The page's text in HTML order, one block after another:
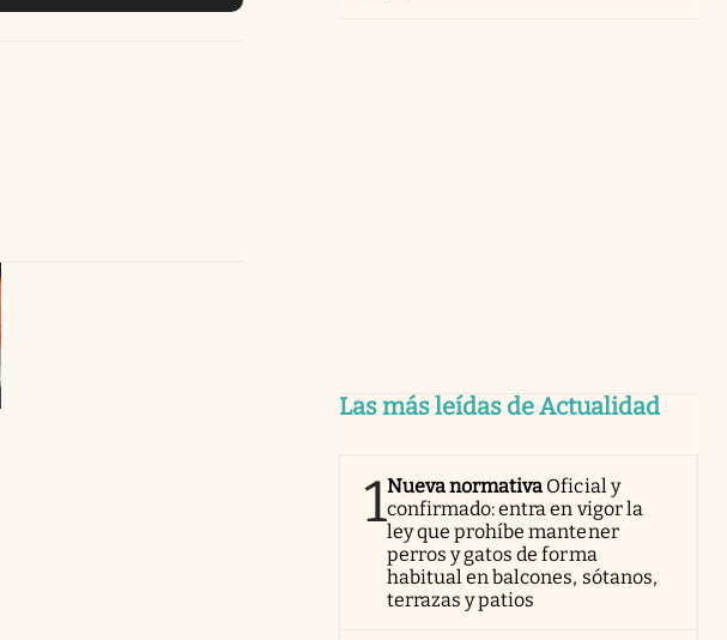
Las más leídas de Actualidad
1Nueva normativa Oficial y
confirmado: entra en vigor la
ley que prohíbe mantener
perros y gatos de forma
habitual en balcones, sótanos,
terrazas y patios